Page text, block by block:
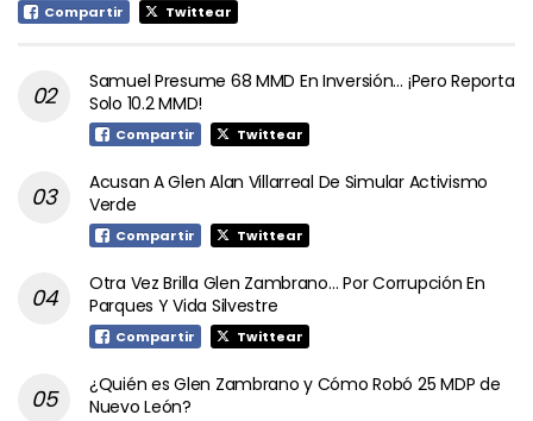
Compartir Twittear
Samuel Presume 68 MMD En Inversión… ¡Pero Reporta
Solo 10.2 MMD!
Compartir Twittear
Acusan A Glen Alan Villarreal De Simular Activismo
Verde
Compartir Twittear
Otra Vez Brilla Glen Zambrano… Por Corrupción En
Parques Y Vida Silvestre
Compartir Twittear
¿Quién es Glen Zambrano y Cómo Robó 25 MDP de
Nuevo León?